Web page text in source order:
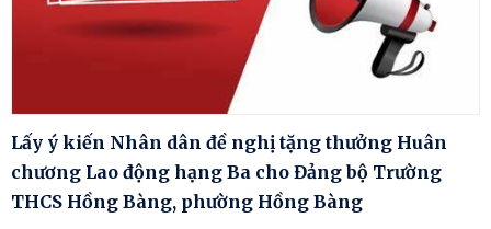
Lấy ý kiến Nhân dân đề nghị tặng thưởng Huân
chương Lao động hạng Ba cho Đảng bộ Trường
THCS Hồng Bàng, phường Hồng Bàng